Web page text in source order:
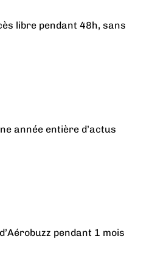
libre pendant 48h, sans
année entière d’actus
pendant 1 mois